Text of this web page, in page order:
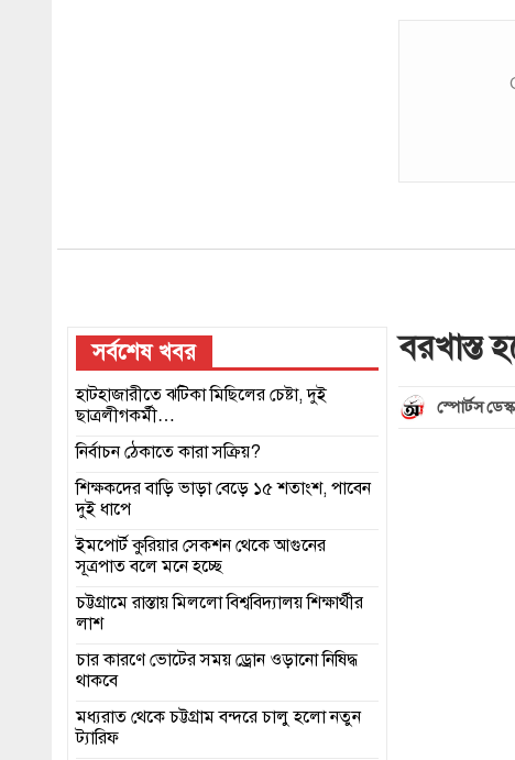
বরখাস্ত
স্পোর্টস ডেস্ক
সর্বশেষ খবর
হাটহাজারীতে ঝটিকা মিছিলের চেষ্টা, দুই
ছাত্রলীগকর্মী…
নির্বাচন ঠেকাতে কারা সক্রিয়?
শিক্ষকদের বাড়ি ভাড়া বেড়ে ১৫ শতাংশ, পাবেন
দুই ধাপে
ইমপোর্ট কুরিয়ার সেকশন থেকে আগুনের
সূত্রপাত বলে মনে হচ্ছে
চট্টগ্রামে রাস্তায় মিললো বিশ্ববিদ্যালয় শিক্ষার্থীর
লাশ
চার কারণে ভোটের সময় ড্রোন ওড়ানো নিষিদ্ধ
থাকবে
মধ্যরাত থেকে চট্টগ্রাম বন্দরে চালু হলো নতুন
ট্যারিফ